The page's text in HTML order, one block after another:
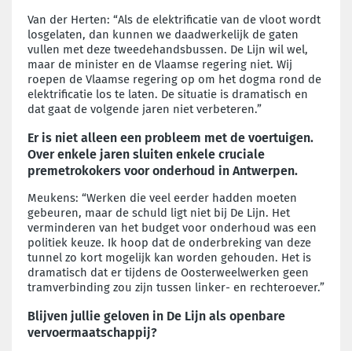
Van der Herten: “Als de elektrificatie van de vloot wordt
losgelaten, dan kunnen we daadwerkelijk de gaten
vullen met deze tweedehandsbussen. De Lijn wil wel,
maar de minister en de Vlaamse regering niet. Wij
roepen de Vlaamse regering op om het dogma rond de
elektrificatie los te laten. De situatie is dramatisch en
dat gaat de volgende jaren niet verbeteren.”
Er is niet alleen een probleem met de voertuigen.
Over enkele jaren sluiten enkele cruciale
premetrokokers voor onderhoud in Antwerpen.
Meukens: “Werken die veel eerder hadden moeten
gebeuren, maar de schuld ligt niet bij De Lijn. Het
verminderen van het budget voor onderhoud was een
politiek keuze. Ik hoop dat de onderbreking van deze
tunnel zo kort mogelijk kan worden gehouden. Het is
dramatisch dat er tijdens de Oosterweelwerken geen
tramverbinding zou zijn tussen linker- en rechteroever.”
Blijven jullie geloven in De Lijn als openbare
vervoermaatschappij?